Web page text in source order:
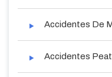
Accidentes De
Accidentes